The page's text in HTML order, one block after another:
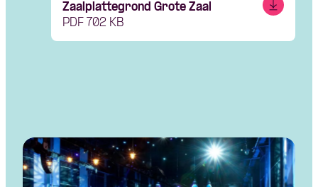
Zaalplattegrond Grote Zaal
PDF 702 KB